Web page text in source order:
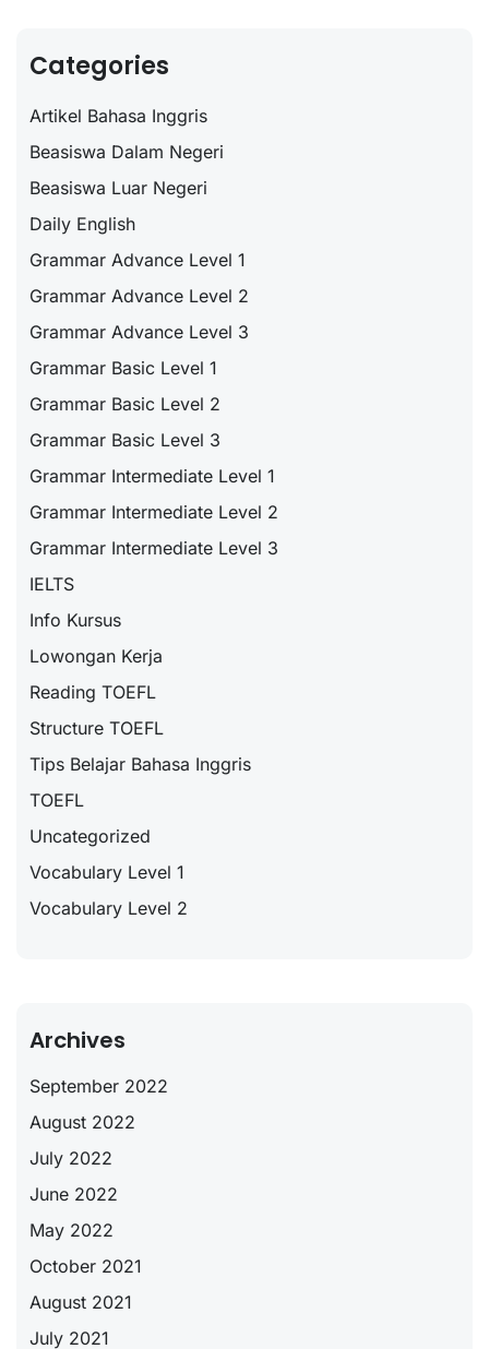
Categories
Artikel Bahasa Inggris
Beasiswa Dalam Negeri
Beasiswa Luar Negeri
Daily English
Grammar Advance Level 1
Grammar Advance Level 2
Grammar Advance Level 3
Grammar Basic Level 1
Grammar Basic Level 2
Grammar Basic Level 3
Grammar Intermediate Level 1
Grammar Intermediate Level 2
Grammar Intermediate Level 3
IELTS
Info Kursus
Lowongan Kerja
Reading TOEFL
Structure TOEFL
Tips Belajar Bahasa Inggris
TOEFL
Uncategorized
Vocabulary Level 1
Vocabulary Level 2
Archives
September 2022
August 2022
July 2022
June 2022
May 2022
October 2021
August 2021
July 2021